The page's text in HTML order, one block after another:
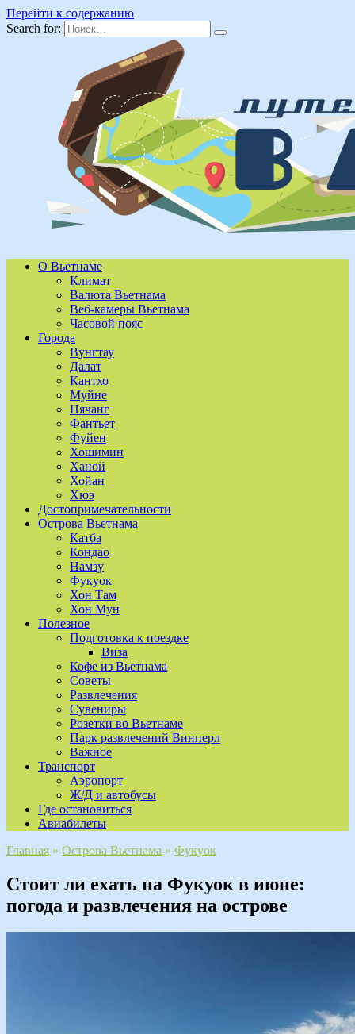
Перейти к содержанию
Search for:
О Вьетнаме
Климат
Валюта Вьетнама
Веб-камеры Вьетнама
Часовой пояс
Города
Вунгтау
Далат
Кантхо
Муйне
Нячанг
Фантьет
Фуйен
Хошимин
Ханой
Хойан
Хюэ
Достопримечательности
Острова Вьетнама
Катба
Кондао
Намзу
Фукуок
Хон Там
Хон Мун
Полезное
Подготовка к поездке
Виза
Кофе из Вьетнама
Советы
Развлечения
Сувениры
Розетки во Вьетнаме
Парк развлечений Винперл
Важное
Транспорт
Аэропорт
Ж/Д и автобусы
Где остановиться
Авиабилеты
Главная » Острова Вьетнама » Фукуок
Стоит ли ехать на Фукуок в июне:
погода и развлечения на острове